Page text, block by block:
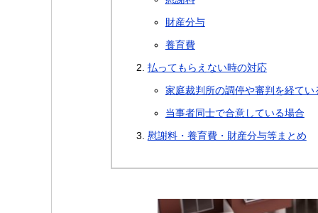
財産分与
養育費
払ってもらえない時の対応
家庭裁判所の調停や審判を経てい
当事者同士で合意している場合
慰謝料・養育費・財産分与等まとめ